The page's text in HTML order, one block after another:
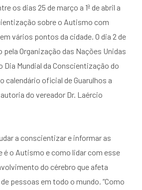
os dias 25 de março a 1ª de abril a
sobre o Autismo com
vários pontos da cidade. O dia 2 de
Organização das Nações Unidas
Dia Mundial da Conscientização do
calendário oficial de Guarulhos a
do vereador Dr. Laércio
a conscientizar e informar as
é o Autismo e como lidar com esse
do cérebro que afeta
pessoas em todo o mundo. “Como